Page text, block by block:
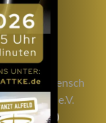
Bensch
e.V.
(LEINE)